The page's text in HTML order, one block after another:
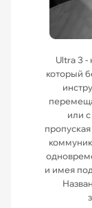
Ultra 3 -
который
или
и имея